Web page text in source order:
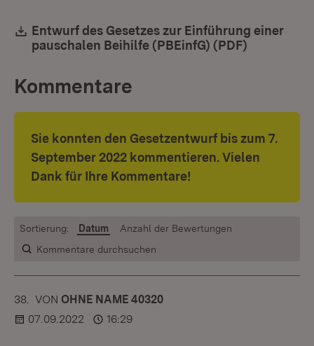
Download:
Entwurf des Gesetzes zur Einführung einer
pauschalen Beihilfe (PBEinfG) (PDF)
Kommentare
Sie konnten den Gesetzentwurf bis zum 7.
September 2022 kommentieren. Vielen
Dank für Ihre Kommentare!
Kommentare durchsuchen
Sortierung: Datum Anzahl der Bewertungen
38. KOMMENTAR
VON :OHNE NAME 40320
07.09.2022
16:29